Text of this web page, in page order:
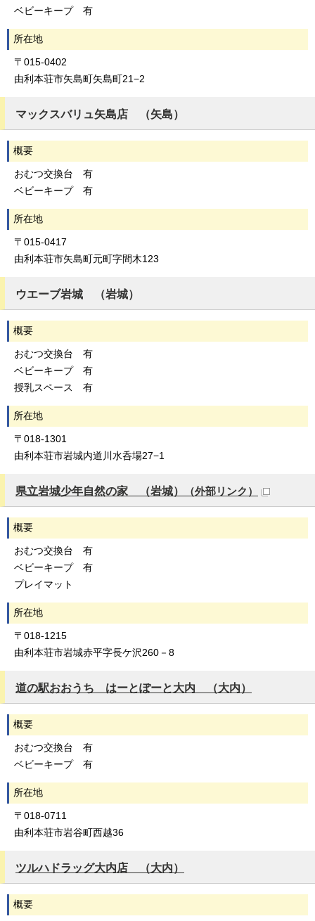
ベビーキープ 有
所在地
〒015-0402
由利本荘市矢島町矢島町21−2
マックスバリュ矢島店 （矢島）
概要
おむつ交換台 有
ベビーキープ 有
所在地
〒015-0417
由利本荘市矢島町元町字間木123
ウエーブ岩城 （岩城）
概要
おむつ交換台 有
ベビーキープ 有
授乳スペース 有
所在地
〒018-1301
由利本荘市岩城内道川水呑場27−1
県立岩城少年自然の家 （岩城） （外部リンク）
概要
おむつ交換台 有
ベビーキープ 有
プレイマット
所在地
〒018-1215
由利本荘市岩城赤平字長ケ沢260－8
道の駅おおうち はーとぽーと大内 （大内）
概要
おむつ交換台 有
ベビーキープ 有
所在地
〒018-0711
由利本荘市岩谷町西越36
ツルハドラッグ大内店 （大内）
概要